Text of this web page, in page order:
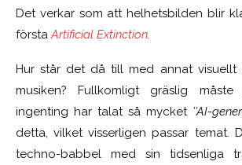
Det verkar som att helhetsbilden blir
första Artificial Extinction
Hur står det då till med annat visuellt
musiken? Fullkomligt gräslig
ingenting har talat så mycket ’’AI-
detta, vilket visserligen passar temat.
techno-babbel med sin tidsenliga